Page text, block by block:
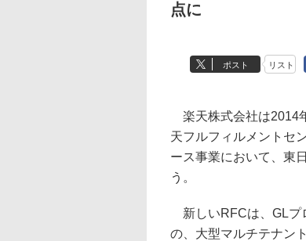
点に
ポスト リスト
楽天株式会社は2014
天フルフィルメントセ
ース事業において、東
う。
新しいRFCは、GLプ
の、大型マルチテナン